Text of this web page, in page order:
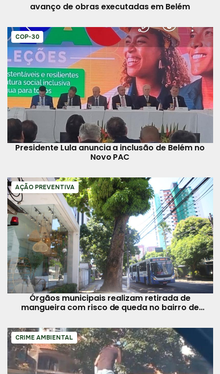
avanço de obras executadas em Belém
COP-30
Presidente Lula anuncia a inclusão de Belém no
Novo PAC
AÇÃO PREVENTIVA
Órgãos municipais realizam retirada de
mangueira com risco de queda no bairro de
CRIME AMBIENTAL